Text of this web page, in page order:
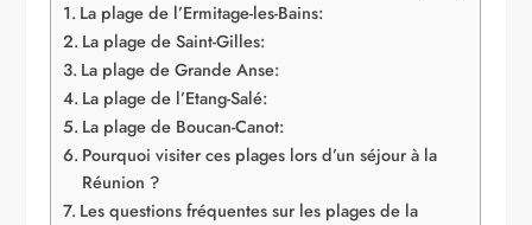
La plage de l’Ermitage-les-Bains:
La plage de Saint-Gilles:
La plage de Grande Anse:
La plage de l’Etang-Salé:
La plage de Boucan-Canot:
Pourquoi visiter ces plages lors d’un séjour à la
Réunion ?
Les questions fréquentes sur les plages de la